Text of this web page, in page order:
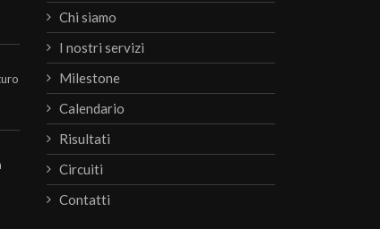
Chi siamo
I nostri servizi
Milestone
Calendario
Risultati
Circuiti
Contatti